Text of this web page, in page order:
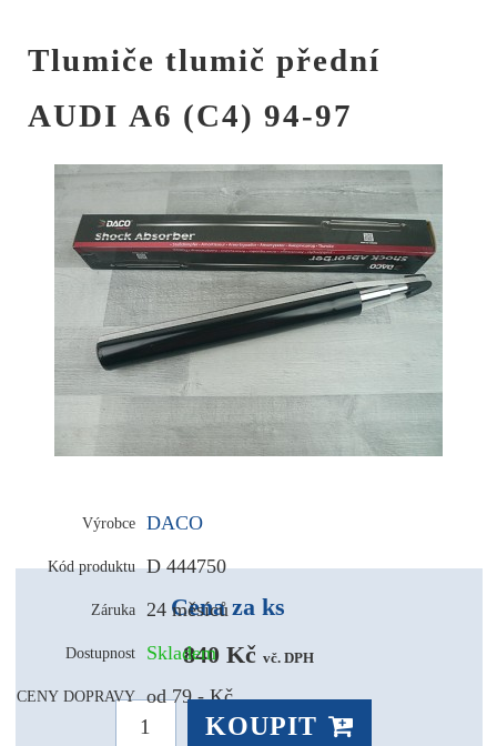
Tlumiče tlumič přední
AUDI A6 (C4) 94-97
Výrobce DACO
Kód produktu D 444750
Záruka 24 měsíců
Dostupnost Skladem
CENY DOPRAVY od 79,- Kč
Cena za ks
840 Kč vč. DPH
KOUPIT